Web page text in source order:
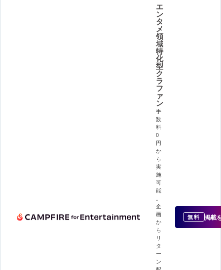
エ
ン
タ
メ
領
域
特
化
型
ク
ラ
フ
ァ
ン
手
数
料
0
円
か
ら
実
施
可
能
企
画
か
ら
リ
タ
ー
ン
無料 掲載